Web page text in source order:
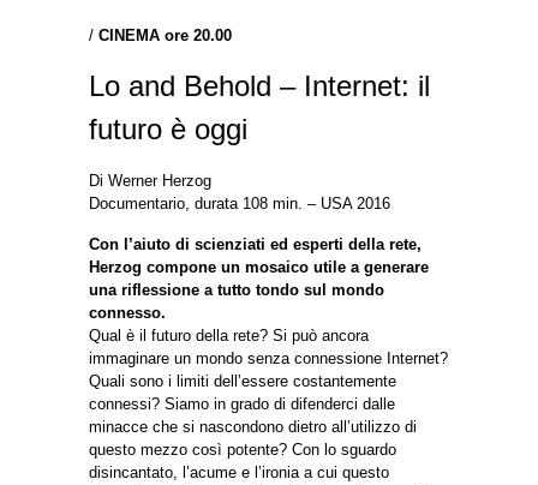
/ CINEMA ore 20.00
Lo and Behold – Internet: il
futuro è oggi
Di Werner Herzog
Documentario, durata 108 min. – USA 2016
Con l’aiuto di scienziati ed esperti della rete,
Herzog compone un mosaico utile a generare
una riflessione a tutto tondo sul mondo
connesso.
Qual è il futuro della rete? Si può ancora
immaginare un mondo senza connessione Internet?
Quali sono i limiti dell’essere costantemente
connessi? Siamo in grado di difenderci dalle
minacce che si nascondono dietro all’utilizzo di
questo mezzo così potente? Con lo sguardo
disincantato, l’acume e l’ironia a cui questo